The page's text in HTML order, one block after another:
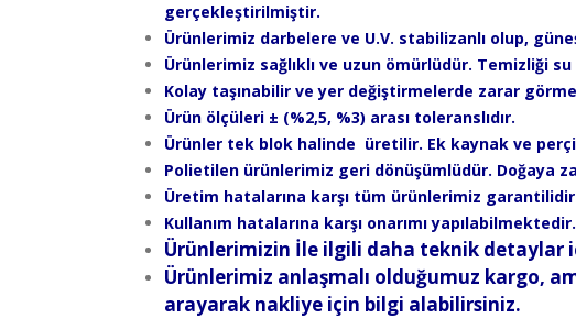
gerçekleştirilmiştir.
Ürünlerimiz darbelere ve U.V. stabilizanlı olup, güneş
Ürünlerimiz sağlıklı ve uzun ömürlüdür. Temizliği
Kolay taşınabilir ve yer değiştirmelerde zarar
Ürün ölçüleri ± (%2,5, %3) arası toleranslıdır.
Ürünler tek blok halinde üretilir. Ek kaynak ve
Polietilen ürünlerimiz geri dönüşümlüdür. Doğaya
Üretim hatalarına karşı tüm ürünlerimiz
Kullanım hatalarına karşı onarımı yapılabilmektedir.
Ürünlerimizin İle ilgili daha teknik
Ürünlerimiz anlaşmalı olduğumuz kargo,
arayarak nakliye için bilgi alabilirsiniz.